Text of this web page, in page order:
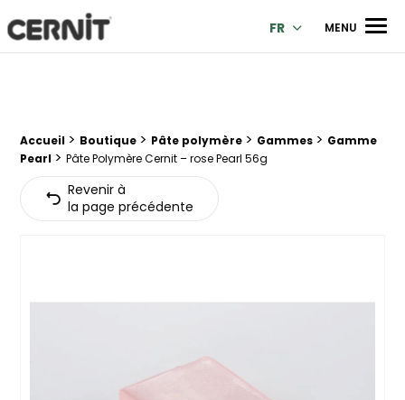
Cernit Une qualité haut de gamme pour des créations
FR MENU
Fil d'Ariane :
Accueil > Boutique > Pâte polymère > Gammes > Gamme
Pearl > Pâte Polymère Cernit – rose Pearl 56g
Revenir à
la page précédente